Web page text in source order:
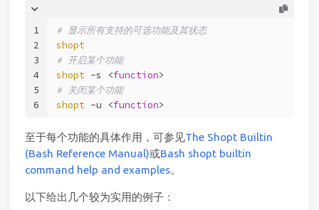
1
2
3
4
5
6
# 显示所有支持的可选功能及其状态
shopt
# 开启某个功能
shopt -s <function>
# 关闭某个功能
shopt -u <function>
至于每个功能的具体作用，可参见The Shopt Builtin
(Bash Reference Manual)或Bash shopt builtin
command help and examples。
以下给出几个较为实用的例子：